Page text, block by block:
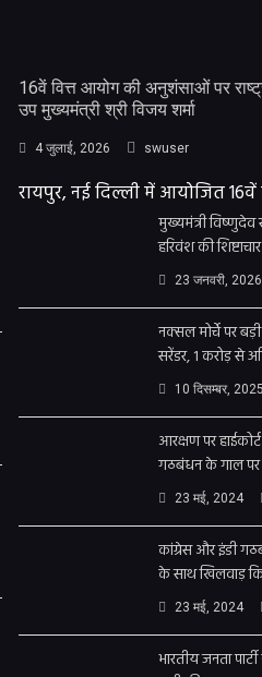
16वें वित्त आयोग की अनुशंसाओं पर
उप मुख्यमंत्री श्री विजय शर्मा
4 जुलाई, 2026 swuser
रायपुर, नई दिल्ली में आयोजित
मुख्यमंत्री विष्णुदेव
हरिवंश की
23 जनवरी, 2026
नक्सल मोर्चे पर
सरेंडर, 1 करोड़ से
10 दिसम्बर, 2025
आरक्षण पर
गठबंधन के गाल पर
23 मई, 2024
कांग्रेस और इंडी
के साथ खिलवाड़
23 मई, 2024
भारतीय जनता